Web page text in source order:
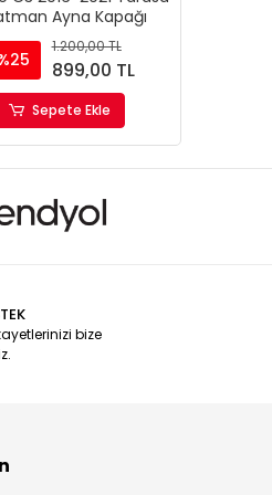
Ayna Kapağı
1.200,00 TL
899,00 TL
Sepete Ekle
bize